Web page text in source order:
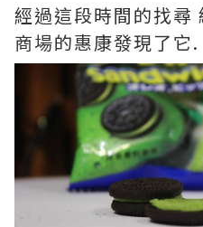
經過這段時間的找尋
商場的惠康發現了它.